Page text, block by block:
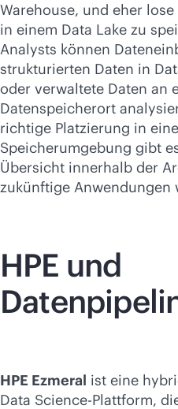
Warehouse, und eher
in einem Data Lake zu
Analysts können
strukturierten Daten in
oder verwaltete Daten an
Datenspeicherort
richtige Platzierung in
Speicherumgebung gibt
Übersicht innerhalb der
zukünftige Anwendungen
HPE und
HPE Ezmeral ist eine
Data Science-Plattform,